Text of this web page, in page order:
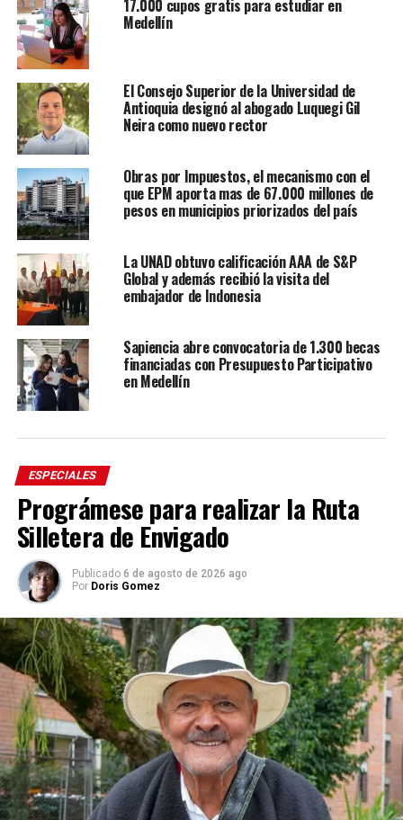
17.000 cupos gratis para estudiar en
Medellín
El Consejo Superior de la Universidad de
Antioquia designó al abogado Luquegi Gil
Neira como nuevo rector
Obras por Impuestos, el mecanismo con el
que EPM aporta mas de 67.000 millones de
pesos en municipios priorizados del país
La UNAD obtuvo calificación AAA de S&P
Global y además recibió la visita del
embajador de Indonesia
Sapiencia abre convocatoria de 1.300 becas
financiadas con Presupuesto Participativo
en Medellín
ESPECIALES
Prográmese para realizar la Ruta
Silletera de Envigado
Publicado 6 de agosto de 2026 ago
Por Doris Gomez